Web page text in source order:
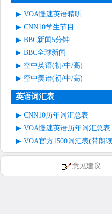
VOA慢速英语精听
CNN10学生节目
BBC新闻5分钟
BBC全球新闻
空中英语(初/中/高)
空中美语(初/中/高)
英语词汇表
CNN10历年词汇总表
VOA慢速英语历年词汇总表
VOA官方1500词汇表(带朗
意见建议